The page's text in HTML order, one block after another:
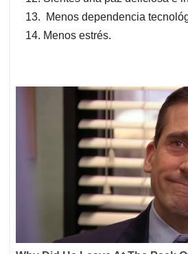
Menos dependencia
Menos estrés.